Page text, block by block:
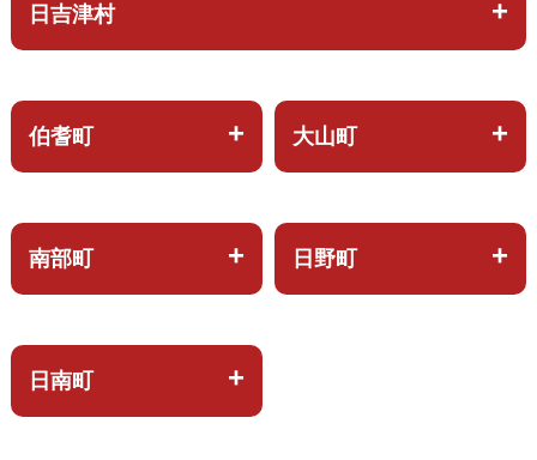
日吉津村
伯耆町 大山町
南部町 日野町
日南町